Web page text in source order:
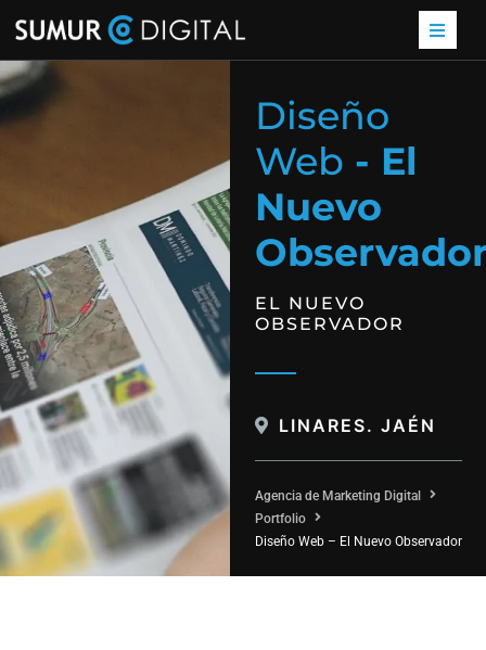
Diseño
Web - El
Nuevo
EL NUEVO
OBSERVADOR
LINARES. JAÉN
Agencia de Marketing Digital
Portfolio
Diseño Web – El Nuevo Observador